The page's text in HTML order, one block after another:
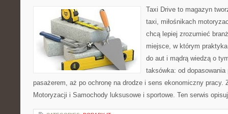
Taxi Drive to magazyn
taxi, miłośnikach
chcą lepiej zrozumieć
miejsce, w którym
do aut i mądrą wiedzą o
taksówka: od
pasażerem, aż po ochronę na drodze i sens ekonomiczny pracy.
Motoryzacji i Samochody luksusowe i sportowe. Ten serwis